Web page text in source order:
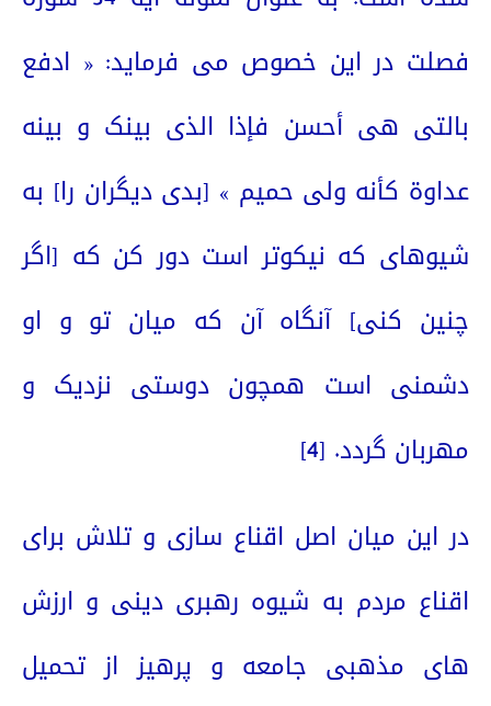
فصلت در این خصوص می فرماید: « ادفع
بالتی هی أحسن فإذا الذی بینک و بینه
عداوة کأنه ولی حمیم » [بدى ديگران را] به
شيوه‏اى كه نيكوتر است دور كن كه [اگر
چنين كنى‏] آنگاه آن كه ميان تو و او
دشمنى است همچون دوستى نزديک و
مهربان گردد. [4]
در این میان اصل اقناع سازی و تلاش برای
اقناع مردم به شیوه رهبری دینی و ارزش
های مذهبی جامعه و پرهیز از تحمیل